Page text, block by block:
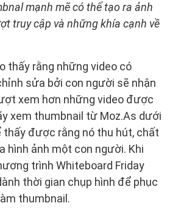
mạnh mẽ có thể tạo ra ảnh
truy cập và những khía cạnh về
thấy rằng những video có
sửa bởi con người sẽ nhận
xem hơn những video được
xem thumbnail từ Moz.As dưới
thấy được rằng nó thu hút, chất
hình ảnh một con người. Khi
trình Whiteboard Friday
thời gian chụp hình để phục
thumbnail.